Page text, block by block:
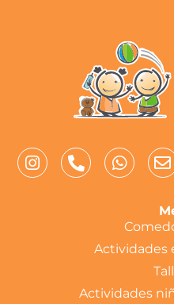
Actividades
Actividades